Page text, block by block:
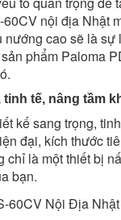
nội địa Nhật
cao sẽ là
phẩm Paloma
tinh tế, nâng tầm
kế sang trọng,
đại, kích thước
là một thiết bị
bạn.